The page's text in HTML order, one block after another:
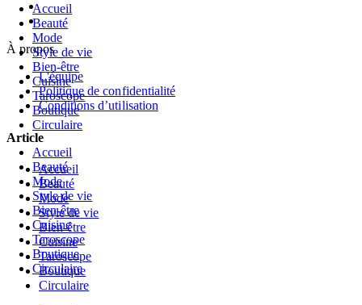
Accueil
Beauté
Mode
Style de vie
Bien-être
Cuisine
Taroscope
Boutique
Circulaire
Accueil
Beauté
Mode
Style de vie
Bien-être
Cuisine
Taroscope
Boutique
Circulaire
À propos
L'équipe
Politique de confidentialité
Conditions d’utilisation
Article
Accueil
Beauté
Mode
Style de vie
Bien-être
Cuisine
Taroscope
Boutique
Circulaire